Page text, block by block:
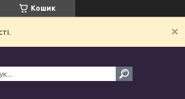
Кошик